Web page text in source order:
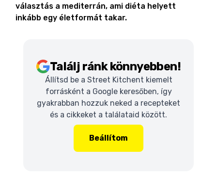
választás a mediterrán, ami diéta helyett
inkább egy életformát takar.
Találj ránk könnyebben!
Állítsd be a Street Kitchent kiemelt
forrásként a Google keresőben, így
gyakrabban hozzuk neked a recepteket
és a cikkeket a találataid között.
Beállítom